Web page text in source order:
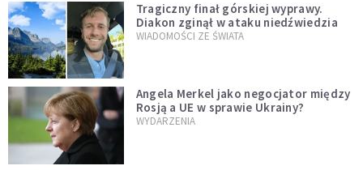
Tragiczny finał górskiej wyprawy.
Diakon zginął w ataku niedźwiedzia
WIADOMOŚCI ZE ŚWIATA
Angela Merkel jako negocjator między
Rosją a UE w sprawie Ukrainy?
WYDARZENIA